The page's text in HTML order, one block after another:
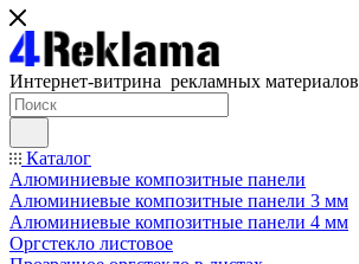
Интернет-витрина рекламных материалов
Каталог
Алюминиевые композитные панели
Алюминиевые композитные панели 3 мм
Алюминиевые композитные панели 4 мм
Оргстекло листовое